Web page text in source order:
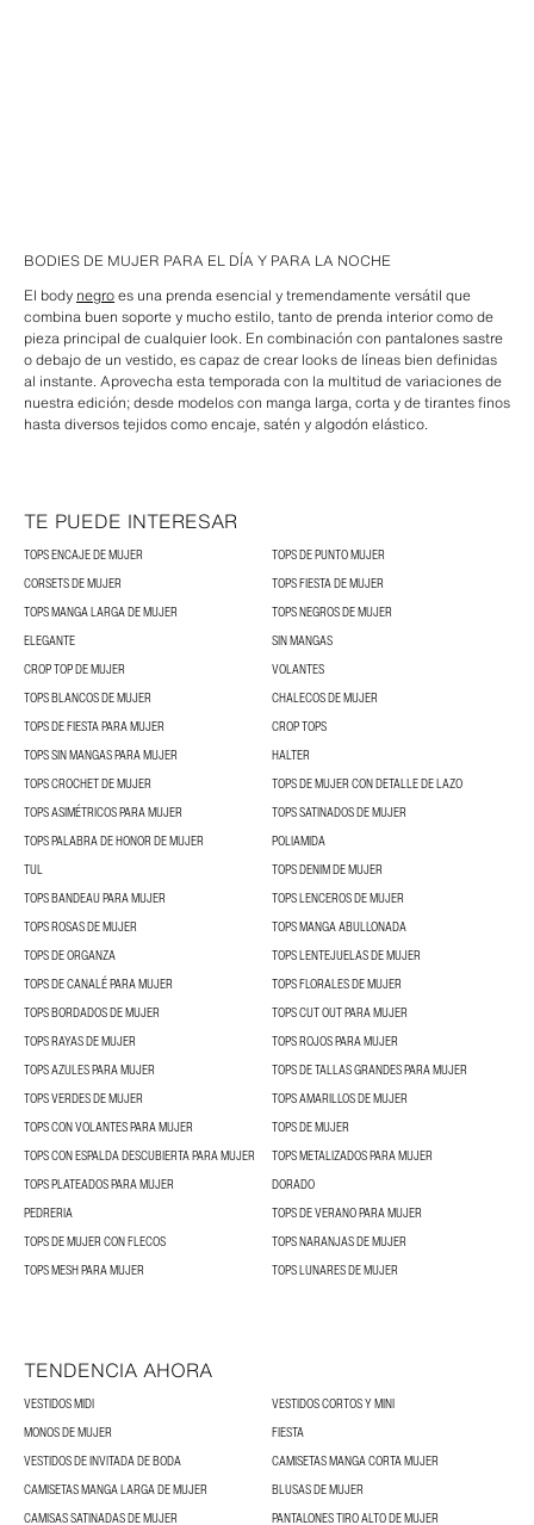
BODIES DE MUJER PARA EL DÍA Y PARA LA NOCHE
El body negroes una prenda esencial y tremendamente versátil que
combina buen soporte y mucho estilo, tanto de prenda interior como de
pieza principal de cualquier look. En combinación con pantalones sastre
o debajo de un vestido, es capaz de crear looks de líneas bien definidas
al instante. Aprovecha esta temporada con la multitud de variaciones de
nuestra edición; desde modelos con manga larga, corta y de tirantes finos
hasta diversos tejidos como encaje, satén y algodón elástico.
TE PUEDE INTERESAR
TOPS ENCAJE DE MUJER
TOPS DE PUNTO MUJER
CORSETS DE MUJER
TOPS FIESTA DE MUJER
TOPS MANGA LARGA DE MUJER
TOPS NEGROS DE MUJER
ELEGANTE
SIN MANGAS
CROP TOP DE MUJER
VOLANTES
TOPS BLANCOS DE MUJER
CHALECOS DE MUJER
TOPS DE FIESTA PARA MUJER
CROP TOPS
TOPS SIN MANGAS PARA MUJER
HALTER
TOPS CROCHET DE MUJER
TOPS DE MUJER CON DETALLE DE LAZO
TOPS ASIMÉTRICOS PARA MUJER
TOPS SATINADOS DE MUJER
TOPS PALABRA DE HONOR DE MUJER
POLIAMIDA
TUL
TOPS DENIM DE MUJER
TOPS BANDEAU PARA MUJER
TOPS LENCEROS DE MUJER
TOPS ROSAS DE MUJER
TOPS MANGA ABULLONADA
TOPS DE ORGANZA
TOPS LENTEJUELAS DE MUJER
TOPS DE CANALÉ PARA MUJER
TOPS FLORALES DE MUJER
TOPS BORDADOS DE MUJER
TOPS CUT OUT PARA MUJER
TOPS RAYAS DE MUJER
TOPS ROJOS PARA MUJER
TOPS AZULES PARA MUJER
TOPS DE TALLAS GRANDES PARA MUJER
TOPS VERDES DE MUJER
TOPS AMARILLOS DE MUJER
TOPS CON VOLANTES PARA MUJER
TOPS DE MUJER
TOPS CON ESPALDA DESCUBIERTA PARA MUJER
TOPS METALIZADOS PARA MUJER
TOPS PLATEADOS PARA MUJER
DORADO
PEDRERIA
TOPS DE VERANO PARA MUJER
TOPS DE MUJER CON FLECOS
TOPS NARANJAS DE MUJER
TOPS MESH PARA MUJER
TOPS LUNARES DE MUJER
TENDENCIA AHORA
VESTIDOS MIDI
VESTIDOS CORTOS Y MINI
MONOS DE MUJER
FIESTA
VESTIDOS DE INVITADA DE BODA
CAMISETAS MANGA CORTA MUJER
CAMISETAS MANGA LARGA DE MUJER
BLUSAS DE MUJER
CAMISAS SATINADAS DE MUJER
PANTALONES TIRO ALTO DE MUJER